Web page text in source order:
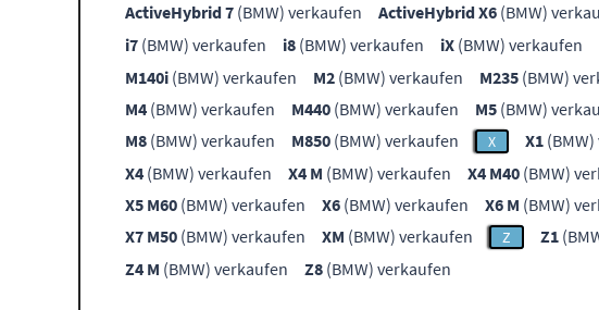
ActiveHybrid 7 (BMW) verkaufen ActiveHybrid X6 (BMW)
i7 (BMW) verkaufen i8 (BMW) verkaufen iX (BMW) verkaufen
M140i (BMW) verkaufen M2 (BMW) verkaufen M235 (BMW)
M4 (BMW) verkaufen M440 (BMW) verkaufen M5 (BMW)
M8 (BMW) verkaufen M850 (BMW) verkaufen X X1
X4 (BMW) verkaufen X4 M (BMW) verkaufen X4 M40 (BMW)
X5 M60 (BMW) verkaufen X6 (BMW) verkaufen X6 M (BMW)
X7 M50 (BMW) verkaufen XM (BMW) verkaufen Z Z1
Z4 M (BMW) verkaufen Z8 (BMW) verkaufen